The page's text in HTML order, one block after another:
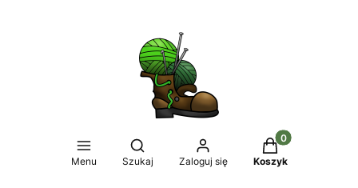
Menu
Otwórz wyszukiwarkę
Szukaj Zaloguj się
Produkty w
Koszyk